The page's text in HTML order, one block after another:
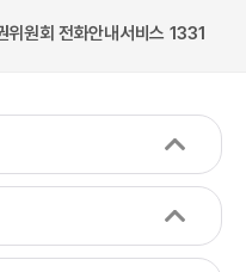
원회 전화안내서비스 1331